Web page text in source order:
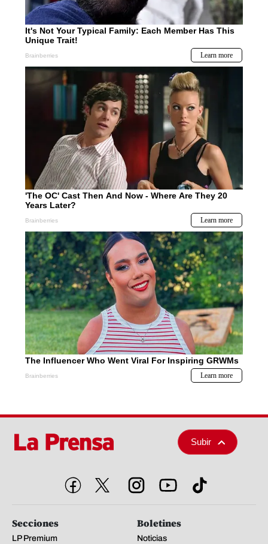
Subir
Secciones
LP Premium
Boletines
Noticias